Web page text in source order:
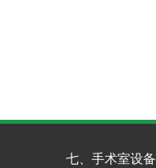
七、手术室设备